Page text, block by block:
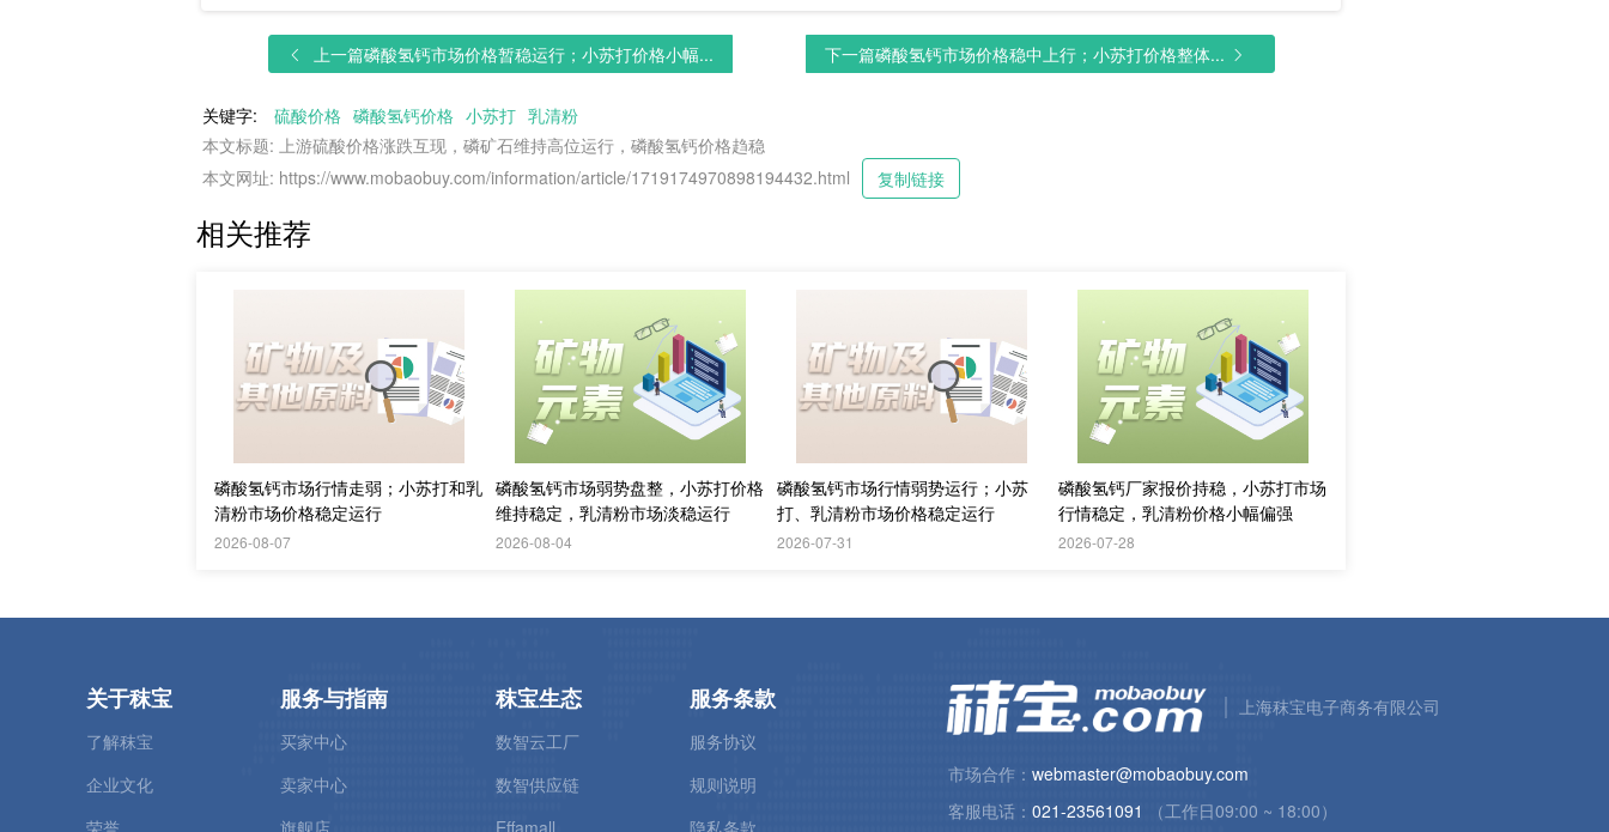
上一篇磷酸氢钙市场价格暂稳运行；小苏打价格小幅... 下一篇磷酸氢钙市场价格稳中上行；小苏打价格整体...
关键字: 硫酸价格 磷酸氢钙价格 小苏打 乳清粉
本文标题: 上游硫酸价格涨跌互现，磷矿石维持高位运行，磷酸氢钙价格趋稳
本文网址: https://www.mobaobuy.com/information/article/1719174970898194432.html
复制链接
相关推荐
磷酸氢钙市场行情走弱；小苏打和乳
清粉市场价格稳定运行
2026-08-07
磷酸氢钙市场弱势盘整，小苏打价格
维持稳定，乳清粉市场淡稳运行
2026-08-04
磷酸氢钙市场行情弱势运行；小苏
打、乳清粉市场价格稳定运行
2026-07-31
磷酸氢钙厂家报价持稳，小苏打市场
行情稳定，乳清粉价格小幅偏强
2026-07-28
关于秣宝
了解秣宝
企业文化
荣誉
服务与指南
买家中心
卖家中心
旗舰店
秣宝生态
数智云工厂
数智供应链
Effamall
服务条款
服务协议
规则说明
隐私条款
上海秣宝电子商务有限公司
市场合作： webmaster@mobaobuy.com
客服电话： 021-23561091 （工作日09:00 ~ 18:00）